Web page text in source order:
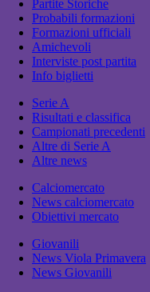
Partite Storiche
Probabili formazioni
Formazioni ufficiali
Amichevoli
Interviste post partita
Info biglietti
Serie A
Risultati e classifica
Campionati precedenti
Altre di Serie A
Altre news
Calciomercato
News calciomercato
Obiettivi mercato
Giovanili
News Viola Primavera
News Giovanili